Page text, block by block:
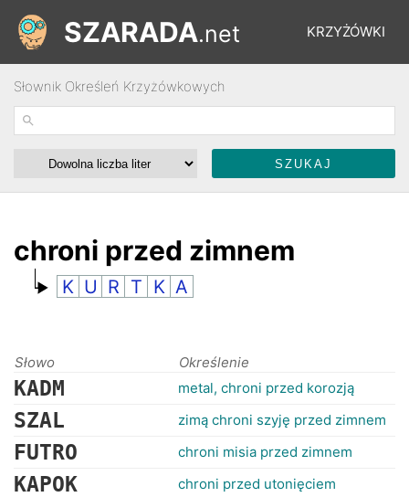
KRZYŻÓWKI
ŁAMIGŁÓWKI
RANKINGI
SZARADA.net
Słownik Określeń Krzyżówkowych
chroni przed zimnem
K U R T K A
Słowo Określenie
KADM metal, chroni przed korozją
SZAL zimą chroni szyję przed zimnem
FUTRO chroni misia przed zimnem
KAPOK chroni przed utonięciem